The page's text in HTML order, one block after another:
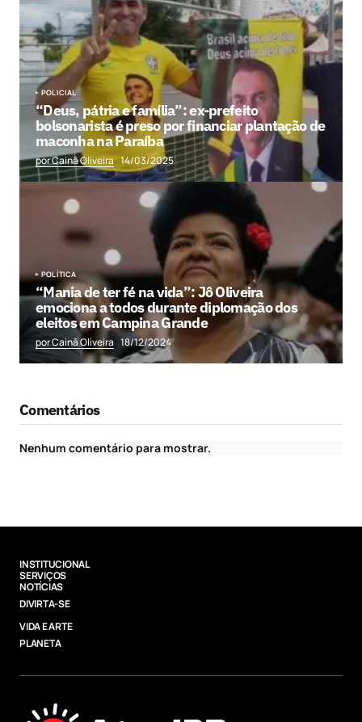
POLICIAL
“Deus, pátria e família”: ex-prefeito
bolsonarista é preso por financiar plantação de
maconha na Paraíba
por Cainã Oliveira 14/03/2025
POLÍTICA
“Mania de ter fé na vida”: Jô Oliveira
emociona a todos durante diplomação dos
eleitos em Campina Grande
por Cainã Oliveira 18/12/2024
Comentários
Nenhum comentário para mostrar.
INSTITUCIONAL
SERVIÇOS
NOTÍCIAS
DIVIRTA-SE
VIDA E ARTE
PLANETA